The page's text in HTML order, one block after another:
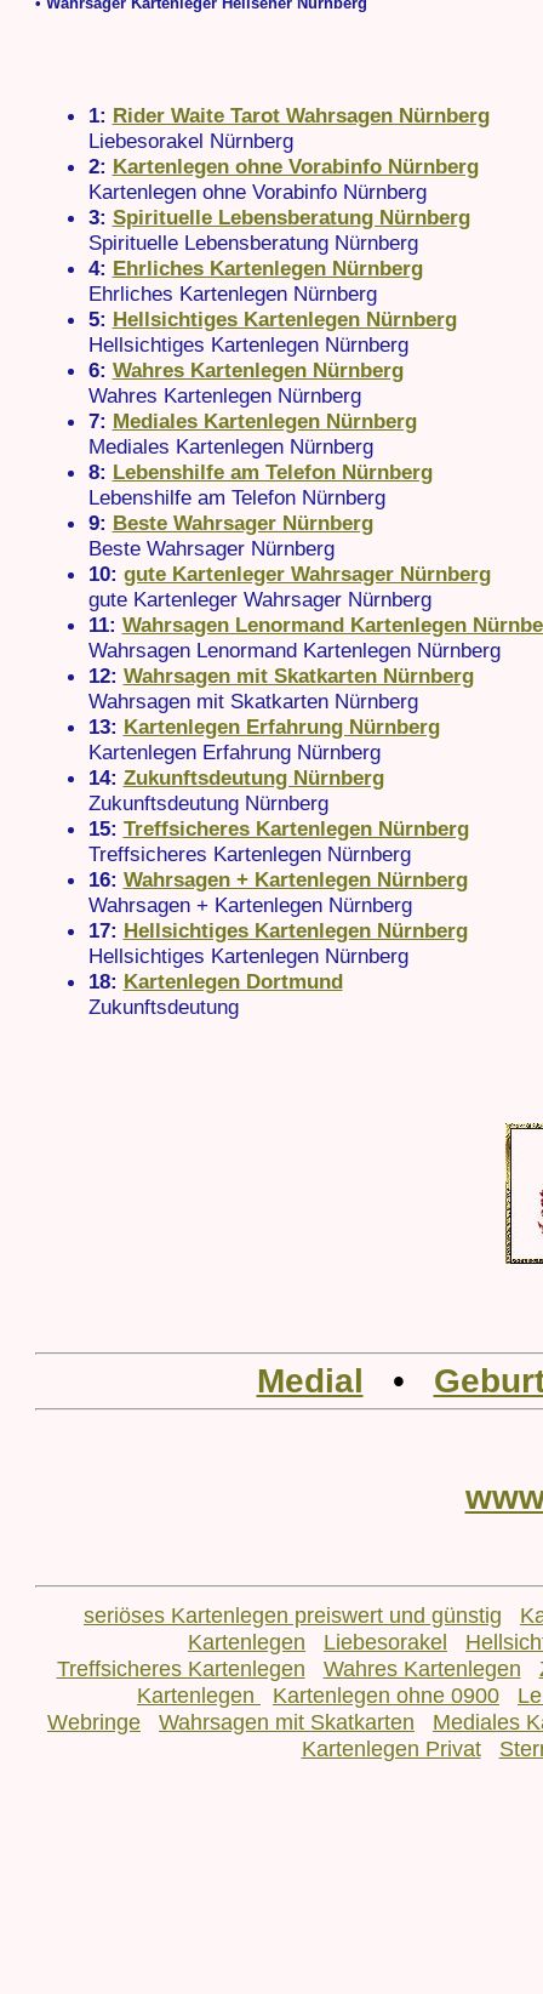
1: Rider Waite Tarot Wahrsagen Nürnberg
Liebesorakel Nürnberg
2: Kartenlegen ohne Vorabinfo Nürnberg
Kartenlegen ohne Vorabinfo Nürnberg
3: Spirituelle Lebensberatung Nürnberg
Spirituelle Lebensberatung Nürnberg
4: Ehrliches Kartenlegen Nürnberg
Ehrliches Kartenlegen Nürnberg
5: Hellsichtiges Kartenlegen Nürnberg
Hellsichtiges Kartenlegen Nürnberg
6: Wahres Kartenlegen Nürnberg
Wahres Kartenlegen Nürnberg
7: Mediales Kartenlegen Nürnberg
Mediales Kartenlegen Nürnberg
8: Lebenshilfe am Telefon Nürnberg
Lebenshilfe am Telefon Nürnberg
9: Beste Wahrsager Nürnberg
Beste Wahrsager Nürnberg
10: gute Kartenleger Wahrsager Nürnberg
gute Kartenleger Wahrsager Nürnberg
11: Wahrsagen Lenormand Kartenlegen
Wahrsagen Lenormand Kartenlegen Nürnberg
12: Wahrsagen mit Skatkarten Nürnberg
Wahrsagen mit Skatkarten Nürnberg
13: Kartenlegen Erfahrung Nürnberg
Kartenlegen Erfahrung Nürnberg
14: Zukunftsdeutung Nürnberg
Zukunftsdeutung Nürnberg
15: Treffsicheres Kartenlegen Nürnberg
Treffsicheres Kartenlegen Nürnberg
16: Wahrsagen + Kartenlegen Nürnberg
Wahrsagen + Kartenlegen Nürnberg
17: Hellsichtiges Kartenlegen Nürnberg
Hellsichtiges Kartenlegen Nürnberg
18: Kartenlegen Dortmund
Zukunftsdeutung
Medial •
seriöses Kartenlegen preiswert und günstig
Kartenlegen
Liebesorakel
Treffsicheres Kartenlegen
Wahres Kartenlegen
Kartenlegen
Kartenlegen ohne 0900
Webringe
Wahrsagen mit Skatkarten
Mediales
Kartenlegen Privat